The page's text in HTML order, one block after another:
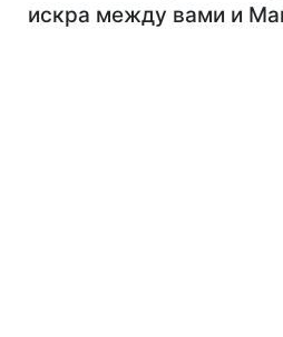
искра между вами и